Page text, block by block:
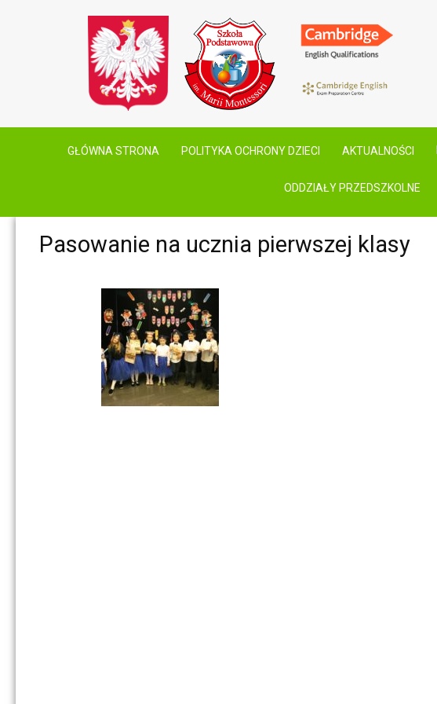
GŁÓWNA STRONA POLITYKA OCHRONY DZIECI AKTUALNOŚCI
ODDZIAŁY PRZEDSZKOLNE
Pasowanie na ucznia pierwszej klasy